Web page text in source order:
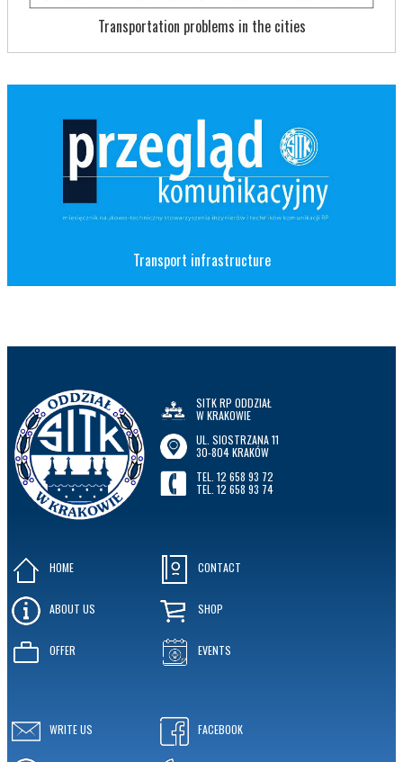
Transportation problems in the cities
Transport infrastructure
SITK RP ODDZIAŁ
W KRAKOWIE
UL. SIOSTRZANA 11
30-804 KRAKÓW
TEL. 12 658 93 72
TEL. 12 658 93 74
HOME
ABOUT US
OFFER
CONTACT
SHOP
EVENTS
WRITE US FACEBOOK